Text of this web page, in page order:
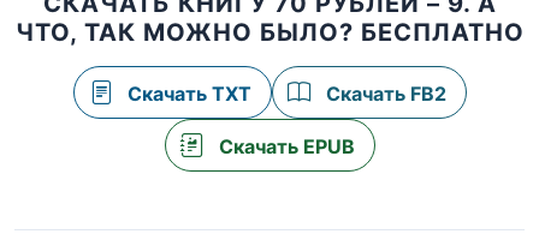
ЧТО, ТАК МОЖНО БЫЛО? БЕСПЛАТНО
Скачать TXT Скачать FB2
Скачать EPUB